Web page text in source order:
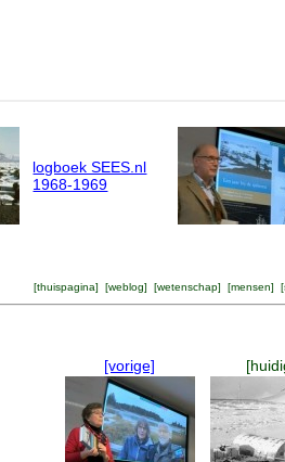
logboek SEES.nl
1968-1969
[thuispagina] [weblog] [wetenschap] [mensen] [
[vorige]